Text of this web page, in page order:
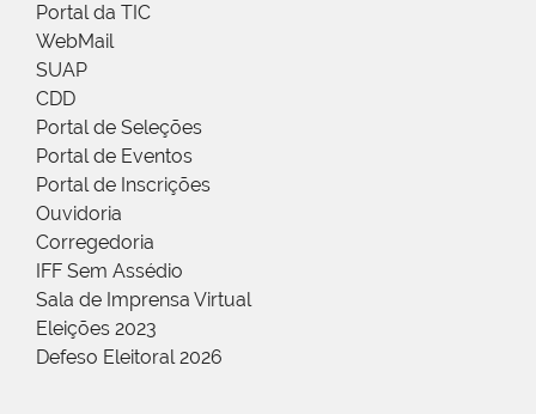
Portal da TIC
WebMail
SUAP
CDD
Portal de Seleções
Portal de Eventos
Portal de Inscrições
Ouvidoria
Corregedoria
IFF Sem Assédio
Sala de Imprensa Virtual
Eleições 2023
Defeso Eleitoral 2026